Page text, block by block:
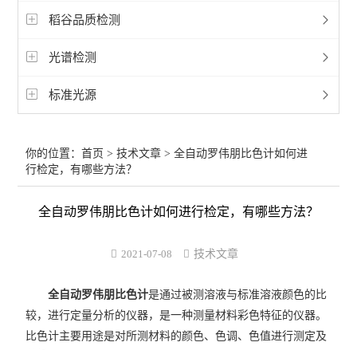
稻谷品质检测
光谱检测
标准光源
你的位置：首页 >技术文章 > 全自动罗伟朋比色计如何进
行检定，有哪些方法？
全自动罗伟朋比色计如何进行检定，有哪些方法？
2021-07-08 技术文章
全自动罗伟朋比色计是通过被测溶液与标准溶液颜色的比
较，进行定量分析的仪器，是一种测量材料彩色特征的仪器。
比色计主要用途是对所测材料的颜色、色调、色值进行测定及